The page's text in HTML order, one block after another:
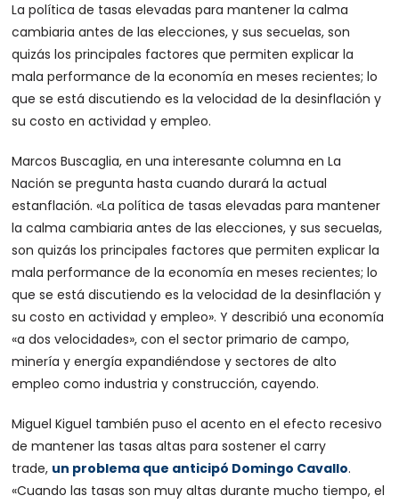
La política de tasas elevadas para mantener la calma
cambiaria antes de las elecciones, y sus secuelas, son
quizás los principales factores que permiten explicar la
mala performance de la economía en meses recientes; lo
que se está discutiendo es la velocidad de la desinflación y
su costo en actividad y empleo.
Marcos Buscaglia, en una interesante columna en La
Nación se pregunta hasta cuando durará la actual
estanflación. «La política de tasas elevadas para mantener
la calma cambiaria antes de las elecciones, y sus secuelas,
son quizás los principales factores que permiten explicar la
mala performance de la economía en meses recientes; lo
que se está discutiendo es la velocidad de la desinflación y
su costo en actividad y empleo». Y describió una economía
«a dos velocidades», con el sector primario de campo,
minería y energía expandiéndose y sectores de alto
empleo como industria y construcción, cayendo.
Miguel Kiguel también puso el acento en el efecto recesivo
de mantener las tasas altas para sostener el carry
trade, un problema que anticipó Domingo Cavallo.
«Cuando las tasas son muy altas durante mucho tiempo, el